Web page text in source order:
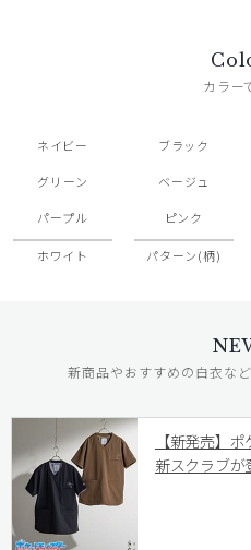
カラー
ネイビー ブラック
グリーン ベージュ
パープル ピンク
ホワイト パターン(柄)
新商品やおすすめの白衣な
【新発売】
新スクラブが